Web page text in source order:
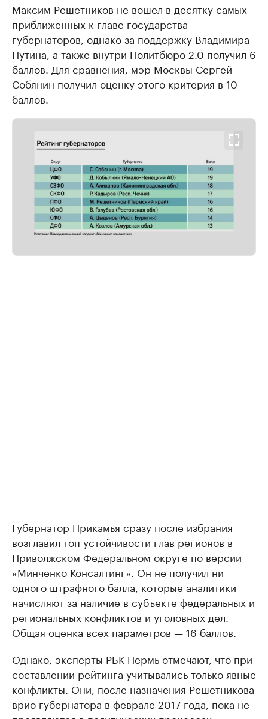
Максим Решетников не вошел в десятку самых
приближенных к главе государства
губернаторов, однако за поддержку Владимира
Путина, а также внутри Политбюро 2.0 получил 6
баллов. Для сравнения, мэр Москвы Сергей
Собянин получил оценку этого критерия в 10
баллов.
Губернатор Прикамья сразу после избрания
возглавил топ устойчивости глав регионов в
Приволжском Федеральном округе по версии
«Минченко Консалтинг». Он не получил ни
одного штрафного балла, которые аналитики
начисляют за наличие в субъекте федеральных и
региональных конфликтов и уголовных дел.
Общая оценка всех параметров — 16 баллов.
Однако, эксперты РБК Пермь отмечают, что при
составлении рейтинга учитывались только явные
конфликты. Они, после назначения Решетникова
врио губернатора в феврале 2017 года, пока не